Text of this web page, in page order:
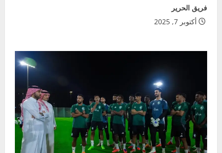
فريق الحرير
أكتوبر 7, 2025